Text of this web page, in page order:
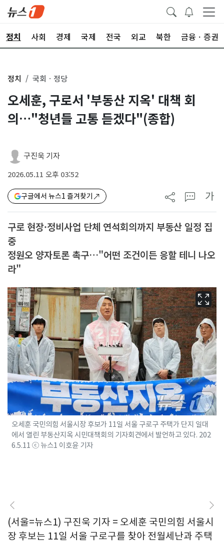
정치 사회 경제 국제 전국 외교 북한 금융ㆍ증권
정치 국회ㆍ정당
오세훈, 구로서 '부동산 지옥' 대책 회
의…"청년들 고통 듣겠다"(종합)
구진욱 기자
2026.05.11 오후 03:52
구글에서 뉴스1 즐겨찾기 가
구로 현장·정비사업 단체 연석회의까지 부동산 일정 집
중
정원오 양자토론 촉구…"어떤 조건이든 응할 테니 나오
라"
오세훈 국민의힘 서울시장 후보가 11일 서울 구로구 주택가 단지 일대
에서 열린 부동산지옥 시민대책회의 기자회견에서 발언하고 있다. 202
6.5.11 ⓒ 뉴스1 이호윤 기자
(서울=뉴스1) 구진욱 기자 = 오세훈 국민의힘 서울시
장 후보는 11일 서울 구로구를 찾아 전월세난과 주택